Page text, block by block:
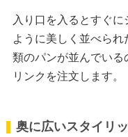
入り口を入るとすぐ
ように美しく並べら
類のパンが並んでいる
リンクを注文します。
奥に広いスタイリ